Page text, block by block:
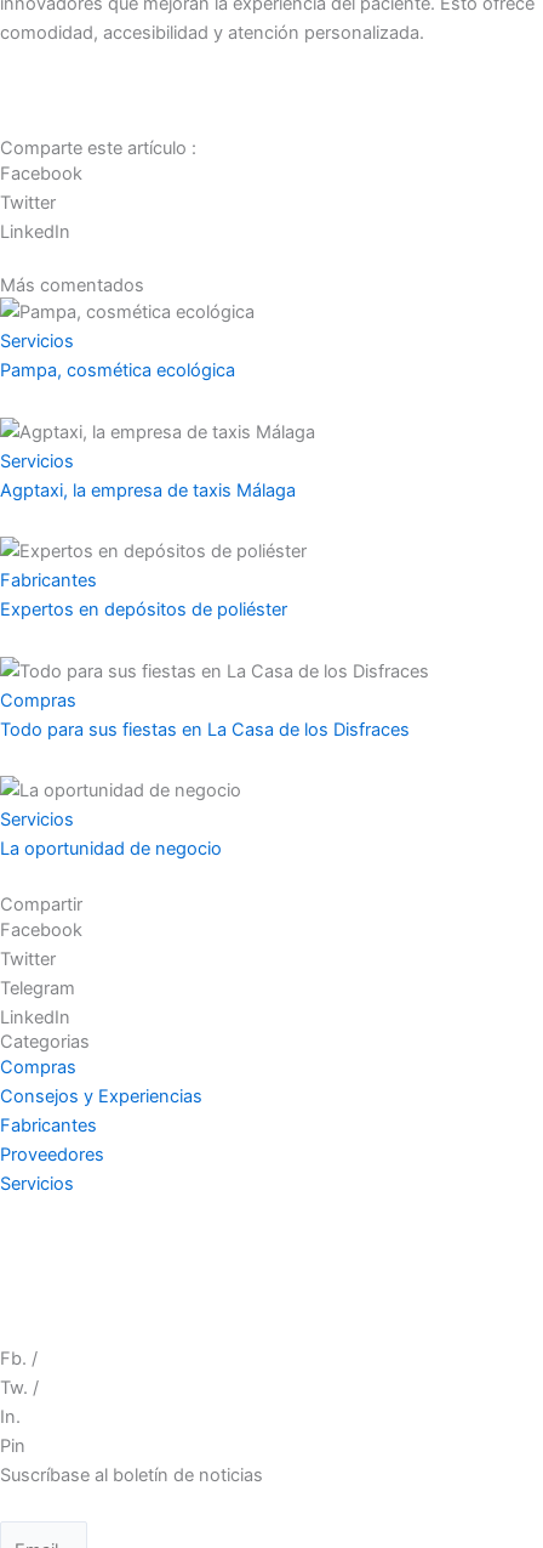
comodidad, accesibilidad y atención personalizada.
Comparte este artículo :
Facebook
Twitter
LinkedIn
Más comentados
Servicios
Pampa, cosmética ecológica
Servicios
Agptaxi, la empresa de taxis Málaga
Fabricantes
Expertos en depósitos de poliéster
Compras
Todo para sus fiestas en La Casa de los Disfraces
Servicios
La oportunidad de negocio
Compartir
Facebook
Twitter
Telegram
LinkedIn
Categorias
Compras
Consejos y Experiencias
Fabricantes
Proveedores
Servicios
Fb. /
Tw. /
In.
Pin
Suscríbase al boletín de noticias